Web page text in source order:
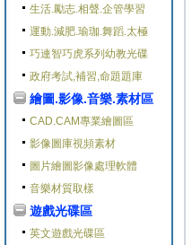
生活.勵志.相聲.企管學習
運動.減肥.瑜珈.舞蹈.太極
巧連智巧虎系列幼教光碟
政府考試,補習,命題題庫
繪圖.影像.音樂.素材區
CAD.CAM專業繪圖區
影像圖庫視頻素材
圖片繪圖影像處理軟體
音樂材質取樣
遊戲光碟區
英文遊戲光碟區